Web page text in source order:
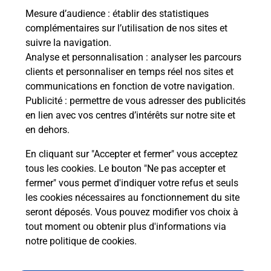
Mesure d’audience : établir des statistiques
complémentaires sur l’utilisation de nos sites et
suivre la navigation.
Analyse et personnalisation : analyser les parcours
clients et personnaliser en temps réel nos sites et
communications en fonction de votre navigation.
Publicité : permettre de vous adresser des publicités
en lien avec vos centres d’intérêts sur notre site et
en dehors.
En cliquant sur "Accepter et fermer" vous acceptez
tous les cookies. Le bouton "Ne pas accepter et
fermer" vous permet d'indiquer votre refus et seuls
les cookies nécessaires au fonctionnement du site
seront déposés. Vous pouvez modifier vos choix à
tout moment ou obtenir plus d'informations via
notre politique de cookies.
Boîte aux Lettres La Poste
Collecte du courrier aujourd'hui à 09h00
Impasse Des Ecoliers
24400
Saint Laurent Des Hommes
Itinéraire
Le lien s'ouvre dans un nouvel onglet
Localiser Liste Boîtes aux lettres
Dordogne
Saint Laurent Des Hommes